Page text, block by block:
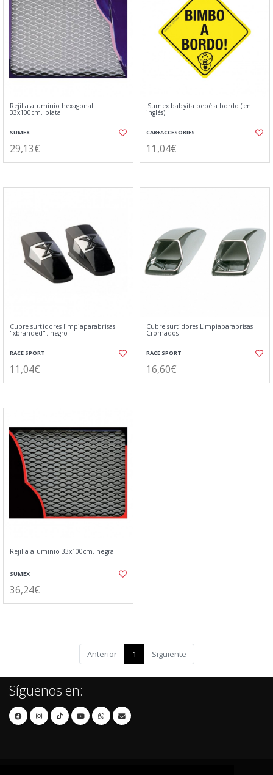
Rejilla aluminio hexagonal
33x100cm. plata
SUMEX
29,13€
'Sumex babyita bebé a bordo (en
inglés)
CAR+ACCESORIES
11,04€
Cubre surtidores limpiaparabrisas.
"xbranded". negro
RACE SPORT
11,04€
Cubre surtidores Limpiaparabrisas
Cromados
RACE SPORT
16,60€
Rejilla aluminio 33x100cm. negra
SUMEX
36,24€
Anterior 1 Siguiente
Síguenos en: